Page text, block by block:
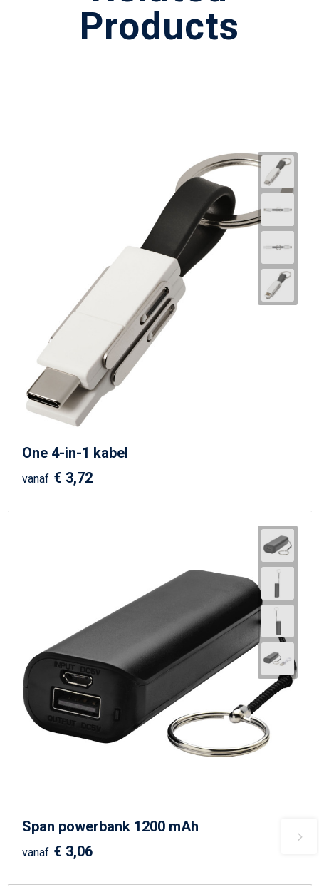
Products
One 4-in-1 kabel
vanaf € 3,72
Span powerbank 1200 mAh
vanaf € 3,06